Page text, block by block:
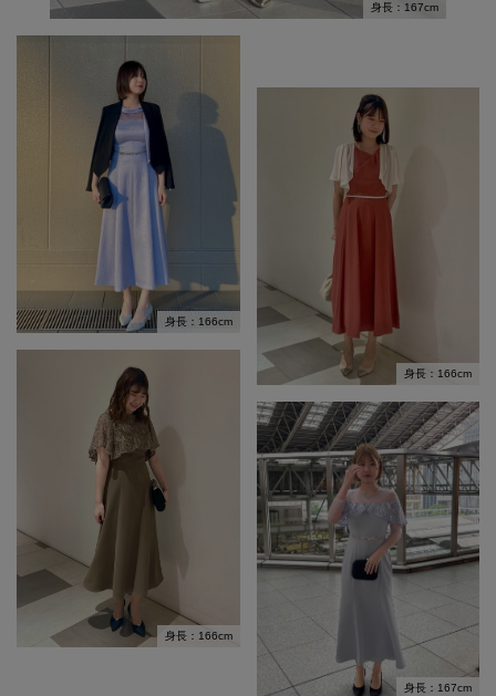
身長：167cm
身長：166cm
身長：166cm
身長：166cm
身長：167cm